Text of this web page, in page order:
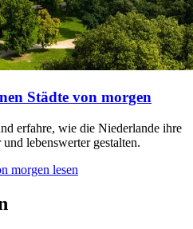
Städte von morgen
erfahre, wie die Niederlande ihre
lebenswerter gestalten.
morgen lesen